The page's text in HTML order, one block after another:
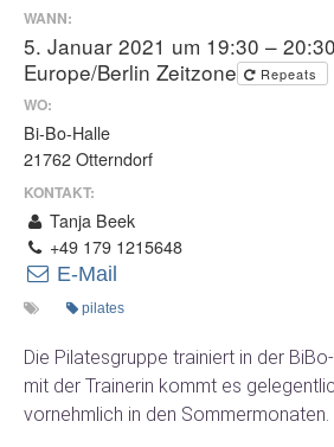
WANN:
5. Januar 2021 um 19:30 – 20:30
Europe/Berlin Zeitzone
Repeats
WO:
Bi-Bo-Halle
21762 Otterndorf
KONTAKT:
Tanja Beek
+49 179 1215648
E-Mail
pilates
Die Pilatesgruppe trainiert in der
mit der Trainerin kommt es
vornehmlich in den Sommermonaten.